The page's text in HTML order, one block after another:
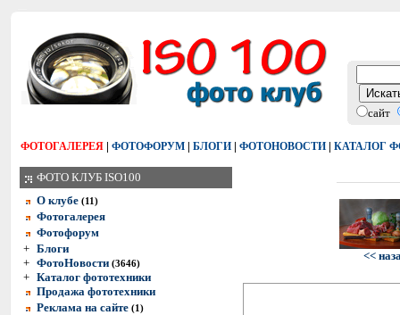
сайт
ФОТОГАЛЕРЕЯ | ФОТОФОРУМ | БЛОГИ | ФОТОНОВОСТИ | КАТАЛОГ
ФОТО КЛУБ ISO100
О клубе (11)
Фотогалерея
Фотофорум
+ Блоги
+ ФотоНовости (3646)
+ Каталог фототехники
Продажа фототехники
Реклама на сайте (1)
<<